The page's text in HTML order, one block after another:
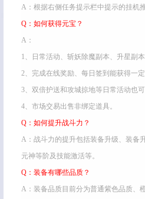
A：根据右侧任务提示栏中提示的挂机
Q：如何获得元宝？
A：
1、日常活动、斩妖除魔副本、升星副
2、完成在线奖励、每日签到能获得一定
3、双倍护送和攻城掠地等日常活动也
4、市场交易出售非绑定道具。
Q：如何提升战斗力？
A：战斗力的提升包括装备升级、装备
元神等阶及技能激活等。
Q：装备有哪些品质？
A：装备品质目前分为普通紫色品质、